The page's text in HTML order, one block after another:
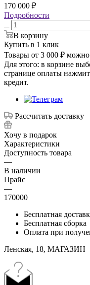
170 000 ₽
Подробности
В корзину
Купить в 1 клик
Товары от 3 000 ₽
Для этого: в корзине
странице оплаты
кредит.
Рассчитать доставку
Хочу в подарок
Характеристики
Доступность товара
—
В наличии
Прайс
—
170000
Бесплатная
Бесплатная сборка
Оплата при
Ленская, 18, МАГАЗИН